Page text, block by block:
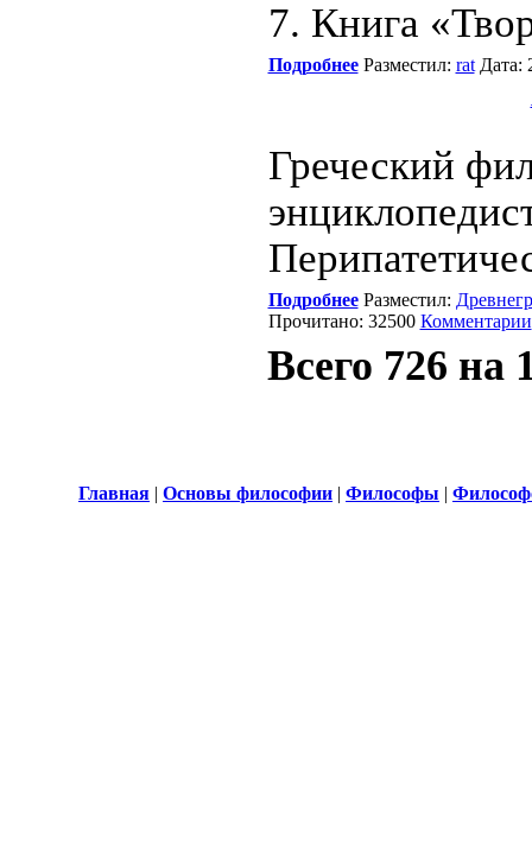
7. Книга
ПодробнееРазместил: ratДата:
Греческий
ПодробнееРазместил:
Прочитано: 32500 Комментарии
Всего 726 на
Главная | Основы философии | Философы |